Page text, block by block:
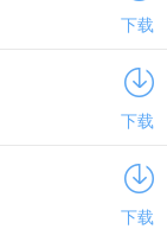
下载
下载
下载